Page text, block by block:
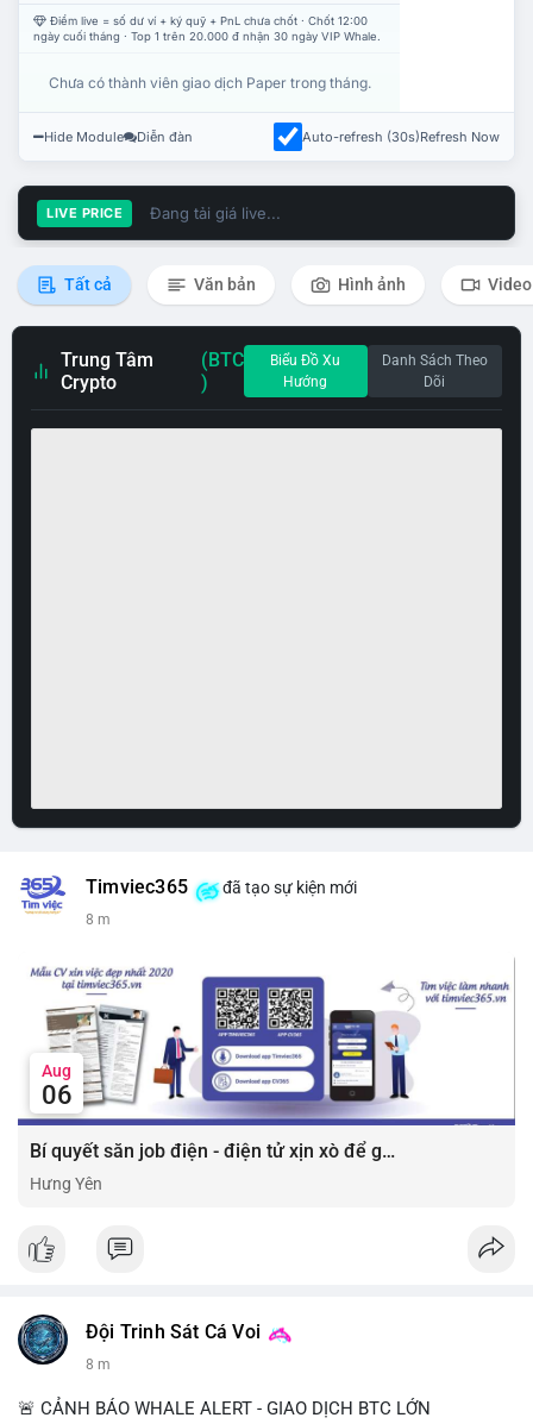
Điểm live = số dư ví + ký quỹ + PnL chưa chốt · Chốt 12:00
ngày cuối tháng · Top 1 trên 20.000 đ nhận 30 ngày VIP Whale.
Chưa có thành viên giao dịch Paper trong tháng.
Hide Module Diễn đàn Auto-refresh (30s)Refresh Now
LIVE PRICE Đang tải giá live...
Tất cả Văn bản Hình ảnh Video
Trung Tâm
Crypto
(BTC
)
Biểu Đồ Xu
Hướng
Danh Sách Theo
Dõi
Timviec365 đã tạo sự kiện mới
8 m
Aug
06
Bí quyết săn job điện - điện tử xịn xò để gia tăng thu nhập ⚡
Hưng Yên
Đội Trinh Sát Cá Voi
8 m
🚨 CẢNH BÁO WHALE ALERT - GIAO DỊCH BTC LỚN